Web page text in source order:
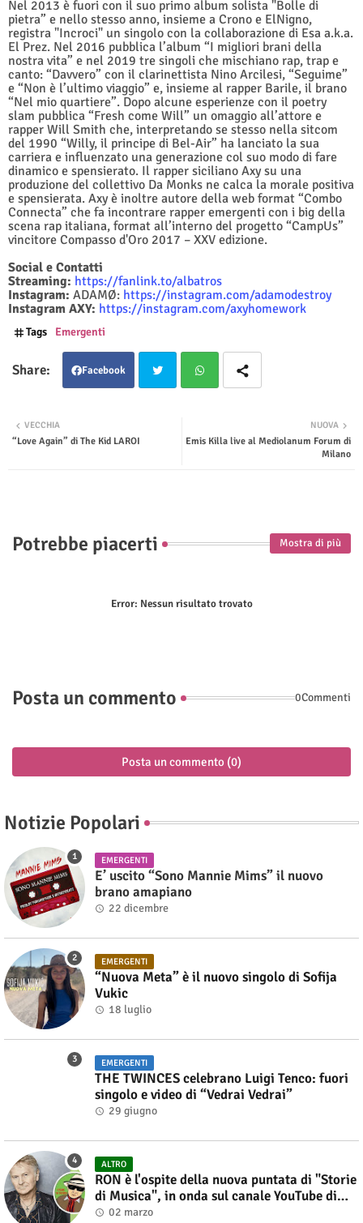
Nel 2013 è fuori con il suo primo album solista "Bolle di
pietra” e nello stesso anno, insieme a Crono e ElNigno,
registra "Incroci" un singolo con la collaborazione di Esa a.k.a.
El Prez. Nel 2016 pubblica l’album “I migliori brani della
nostra vita” e nel 2019 tre singoli che mischiano rap, trap e
canto: “Davvero” con il clarinettista Nino Arcilesi, “Seguime”
e “Non è l’ultimo viaggio” e, insieme al rapper Barile, il brano
“Nel mio quartiere”. Dopo alcune esperienze con il poetry
slam pubblica “Fresh come Will” un omaggio all’attore e
rapper Will Smith che, interpretando se stesso nella sitcom
del 1990 “Willy, il principe di Bel-Air” ha lanciato la sua
carriera e influenzato una generazione col suo modo di fare
dinamico e spensierato. Il rapper siciliano Axy su una
produzione del collettivo Da Monks ne calca la morale positiva
e spensierata. Axy è inoltre autore della web format “Combo
Connecta” che fa incontrare rapper emergenti con i big della
scena rap italiana, format all’interno del progetto “CampUs”
vincitore Compasso d'Oro 2017 – XXV edizione.
Social e Contatti
Streaming: https://fanlink.to/albatros
Instagram: ADAMØ: https://instagram.com/adamodestroy
Instagram AXY: https://instagram.com/axyhomework
Tags Emergenti
Facebook
tsap
NUOVA
Emis Killa live al Mediolanum Forum di
Milano
VECCHIA
“Love Again” di The Kid LAROI
Potrebbe piacerti Mostra di più
Error: Nessun risultato trovato
Posta un commento 0Commenti
Posta un commento (0)
Notizie Popolari
EMERGENTI
E’ uscito “Sono Mannie Mims” il nuovo
brano amapiano
22 dicembre
EMERGENTI
“Nuova Meta” è il nuovo singolo di Sofija
Vukic
18 luglio
EMERGENTI
THE TWINCES celebrano Luigi Tenco: fuori
singolo e video di “Vedrai Vedrai”
29 giugno
ALTRO
RON è l'ospite della nuova puntata di "Storie
di Musica", in onda sul canale YouTube di
Alberto Salerno
02 marzo